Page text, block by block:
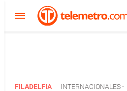
FILADELFIA INTERNACIONALES-